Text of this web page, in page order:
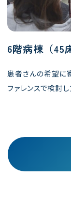
6階病棟（45
患者さんの希望に
ファレンスで検討